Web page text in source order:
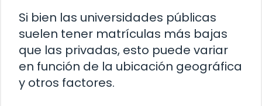
Si bien las universidades públicas
suelen tener matrículas más bajas
que las privadas, esto puede variar
en función de la ubicación geográfica
y otros factores.